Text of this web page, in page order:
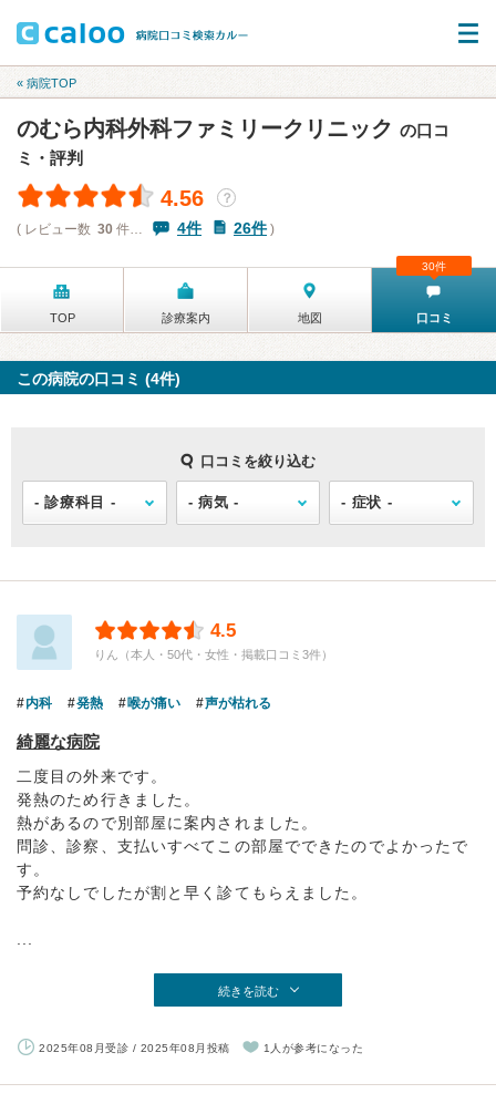
« 病院TOP
のむら内科外科ファミリークリニック の口コ
ミ・評判
4.56
？
( レビュー数 30 件… 4件 26件)
TOP 診療案内 地図 口コミ
30件
この病院の口コミ (4件)
口コミを絞り込む
4.5
りん（本人・50代・女性・掲載口コミ3件）
内科 発熱 喉が痛い 声が枯れる
綺麗な病院
二度目の外来です。
発熱のため行きました。
熱があるので別部屋に案内されました。
問診、診察、支払いすべてこの部屋でできたのでよかったで
す。
予約なしでしたが割と早く診てもらえました。
続きを読む
2025年08月受診 / 2025年08月投稿 1人が参考になった